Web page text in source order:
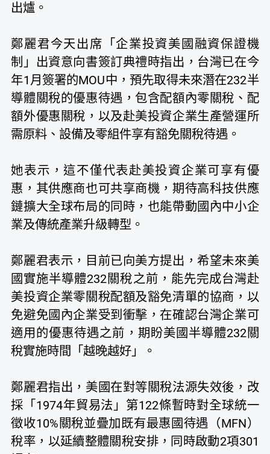
出爐。
鄭麗君今天出席「企業投資美國融資保證機
制」出資意向書簽訂典禮時指出，台灣已在今
年1月簽署的MOU中，預先取得未來潛在232半
導體關稅的優惠待遇，包含配額內零關稅、配
額外優惠關稅，以及赴美投資企業生產營運所
需原料、設備及零組件享有豁免關稅待遇。
她表示，這不僅代表赴美投資企業可享有優
惠，其供應商也可共享商機，期待高科技供應
鏈擴大全球布局的同時，也能帶動國內中小企
業及傳統產業升級轉型。
鄭麗君表示，目前已向美方提出，希望未來美
國實施半導體232關稅之前，能先完成台灣赴
美投資企業零關稅配額及豁免清單的協商，以
免避免國內企業受到衝擊，在確認台灣企業可
適用的優惠待遇之前，期盼美國半導體232關
稅實施時間「越晚越好」。
鄭麗君指出，美國在對等關稅法源失效後，改
採「1974年貿易法」第122條暫時對全球統一
徵收10%關稅並疊加既有最惠國待遇（MFN）
稅率，以延續整體關稅安排，同時啟動2項301